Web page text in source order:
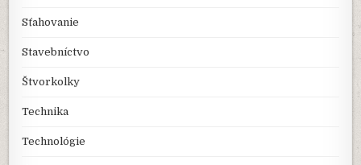
Sťahovanie
Stavebníctvo
Štvorkolky
Technika
Technológie